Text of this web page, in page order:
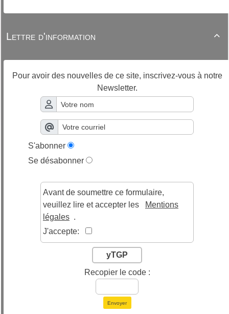

Lettre d'information
Pour avoir des nouvelles de ce site, inscrivez-vous à notre
Newsletter.
S'abonner
Se désabonner
Avant de soumettre ce formulaire,
veuillez lire et accepter les
Mentions
légales .
J'accepte:
yTGP
Recopier le code :
Envoyer